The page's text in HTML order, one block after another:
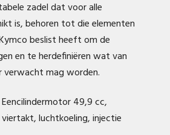
zadel dat voor alle
is, behoren tot die elementen
beslist heeft om de
en te herdefiniëren wat van
mag worden.
Eencilindermotor 49,9 cc,
viertakt, luchtkoeling, injectie